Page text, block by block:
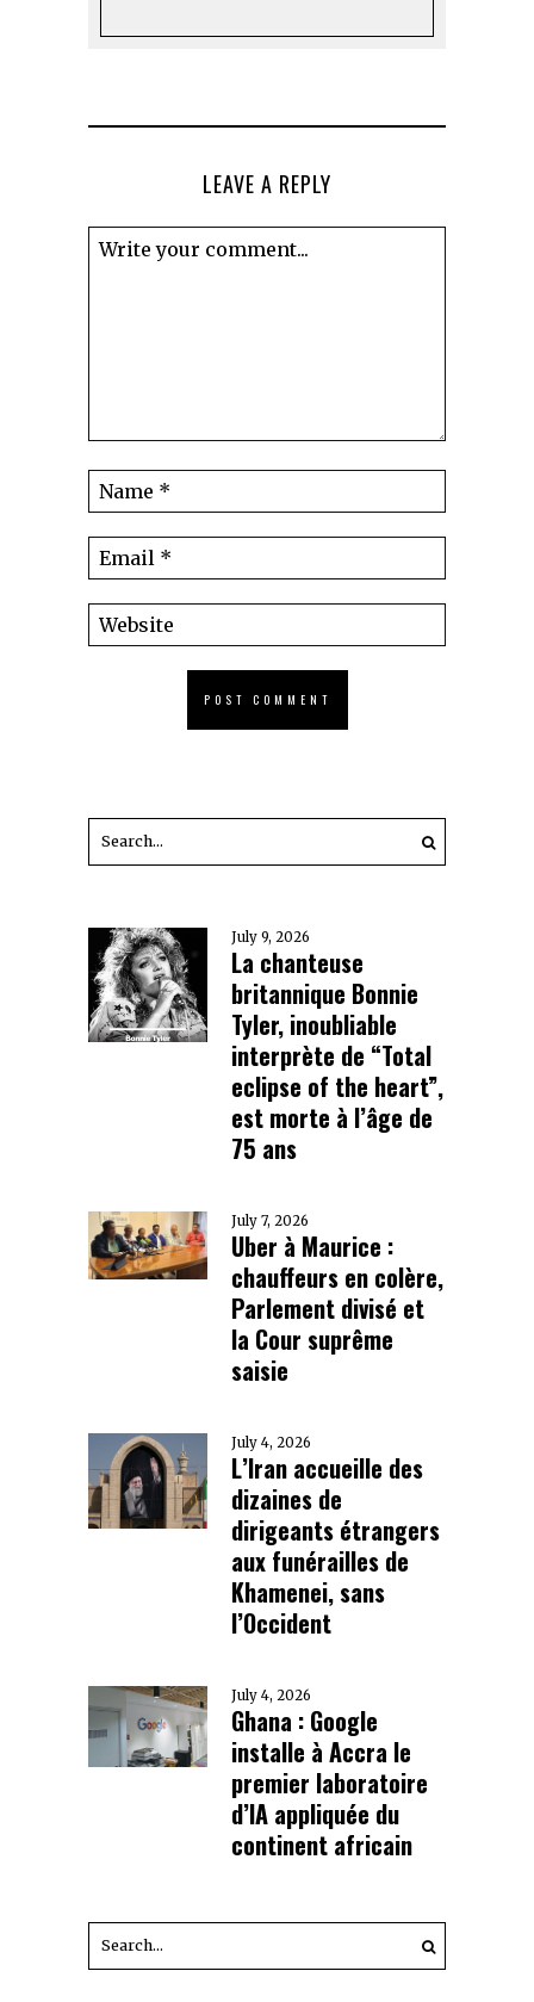
LEAVE A REPLY
July 9, 2026
La chanteuse
britannique Bonnie
Tyler, inoubliable
interprète de “Total
eclipse of the heart”,
est morte à l’âge de
75 ans
July 7, 2026
Uber à Maurice :
chauffeurs en colère,
Parlement divisé et
la Cour suprême
saisie
July 4, 2026
L’Iran accueille des
dizaines de
dirigeants étrangers
aux funérailles de
Khamenei, sans
l’Occident
July 4, 2026
Ghana : Google
installe à Accra le
premier laboratoire
d’IA appliquée du
continent africain